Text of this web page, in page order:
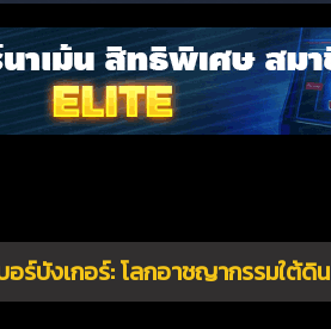
ร์บังเกอร์: โลกอาชญากรรมใต้ดิน